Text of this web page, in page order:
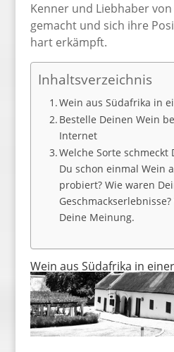
Kenner und Liebhaber
gemacht und sich ihre
hart erkämpft.
Inhaltsverzeichnis
Wein aus Südafrika in
Bestelle Deinen Wein
Internet
Welche Sorte schmeckt
Du schon einmal Wein
probiert? Wie waren
Deine Meinung.
Wein aus Südafrika in